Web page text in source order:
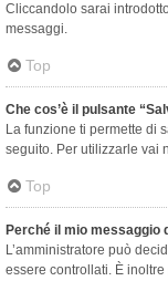
Cliccandolo sarai
messaggi.
Top
Che cos’è il pulsante
La funzione ti permette di
seguito. Per utilizzarle vai
Top
Perché il mio messaggio
L’amministratore può
essere controllati. È